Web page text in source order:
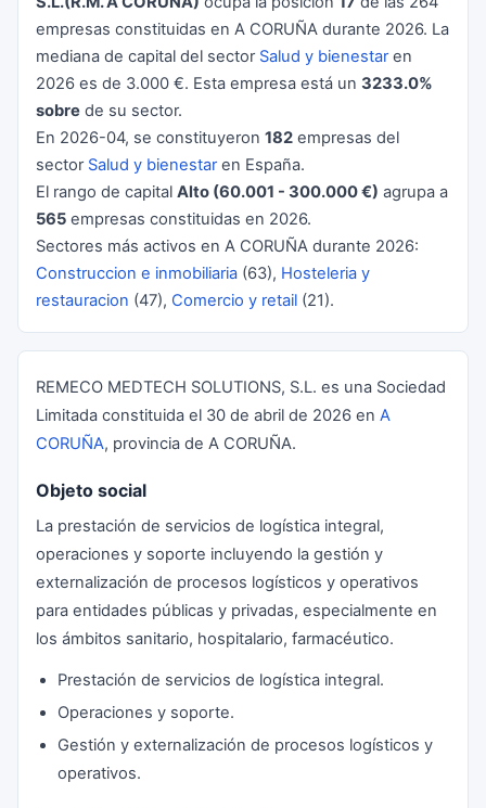
empresas constituidas en A CORUÑA durante 2026. La
mediana de capital del sector Salud y bienestaren
2026 es de 3.000 €. Esta empresa está un 3233.0%
sobre de su sector.
En 2026-04, se constituyeron 182 empresas del
sector Salud y bienestaren España.
El rango de capital Alto (60.001 - 300.000 €) agrupa a
565 empresas constituidas en 2026.
Sectores más activos en A CORUÑA durante 2026:
Construccion e inmobiliaria (63), Hosteleria y
restauracion (47), Comercio y retail (21).
REMECO MEDTECH SOLUTIONS, S.L. es una Sociedad
Limitada constituida el 30 de abril de 2026 en A
CORUÑA, provincia de A CORUÑA.
Objeto social
La prestación de servicios de logística integral,
operaciones y soporte incluyendo la gestión y
externalización de procesos logísticos y operativos
para entidades públicas y privadas, especialmente en
los ámbitos sanitario, hospitalario, farmacéutico.
Prestación de servicios de logística integral.
Operaciones y soporte.
Gestión y externalización de procesos logísticos y
operativos.